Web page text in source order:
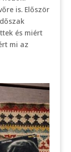
is. Először
és miért
mi az